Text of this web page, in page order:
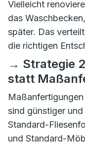
Vielleicht
das
später. Das
die richtigen
→ Strategie
statt
sind günstiger
Standard-
und Standard-